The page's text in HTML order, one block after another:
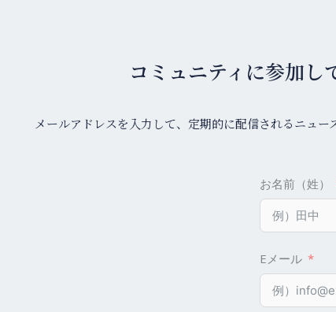
コミュニティに参加し
メールアドレスを入力して、定期的に配信されるニュー
お名前（姓）
Eメール